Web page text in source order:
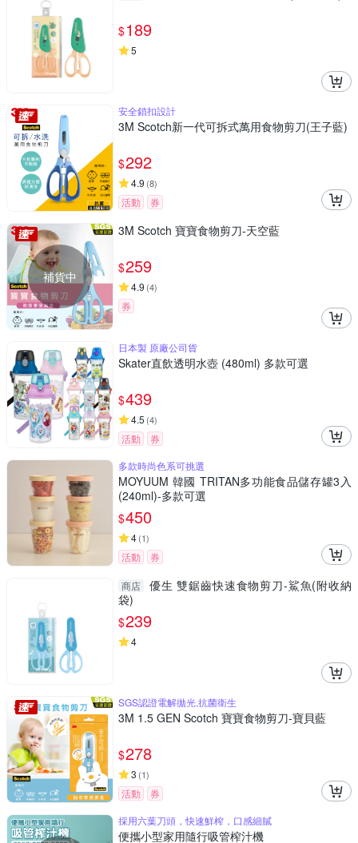
$189
5
安全鎖扣設計
3M Scotch新一代可拆式萬用食物剪刀(王子藍)
$292
4.9 (8)
活動 券
補貨中
3M Scotch 寶寶食物剪刀-天空藍
$259
4.9 (4)
券
日本製 原廠公司貨
Skater直飲透明水壺 (480ml) 多款可選
$439
4.5 (4)
活動
券
多款時尚色系可挑選
MOYUUM 韓國 TRITAN多功能食品儲存罐3入
(240ml)-多款可選
$450
4(1)
活動 券
商店
優生 雙鋸齒快速食物剪刀-鯊魚(附收納
袋)
$239
4
SGS認證電解拋光,抗菌衛生
3M 1.5 GEN Scotch 寶寶食物剪刀-寶貝藍
$278
3 (1)
活動
券
採用六葉刀頭，快速鮮榨，口感細膩
便攜小型家用隨行吸管榨汁機